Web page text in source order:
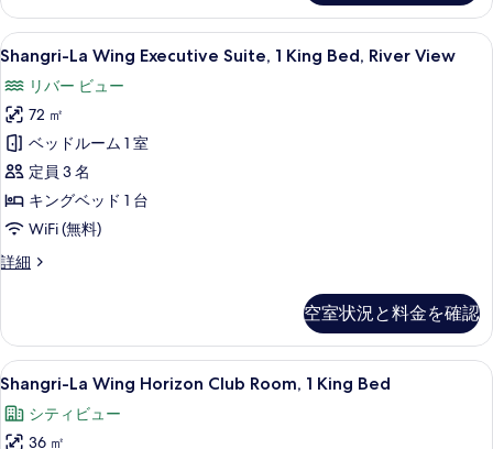
イ
ー
ト
キ
ン
グ
ベ
ッ
ド
1
の
す
べ
て
グ
ゼ
ク
ィ
ブ
ス
イ
ー
ト
キ
ン
ベ
1
台
の
詳
細
Shangri-
La
Wing
Executive
Suite,
1
King
Bed,
View
べ
て
の
写
Shangri-La Wing Executive Suite, 1
11
Shangri-La Wing Executive Suite, 1 King Bed, River View
リバー ビュー
72 ㎡
ベッドルーム 1 室
定員 3 名
キングベッド 1 台
WiFi (無料)
詳細
Shangri-
Suite,
King
River
View
空室状況と料金を確認
Shangri-
La
Wing
ミニバー、セーフティボックス (室
7
Shangri-La Wing Horizon Club Room, 1 King Bed
シティビュー
36 ㎡